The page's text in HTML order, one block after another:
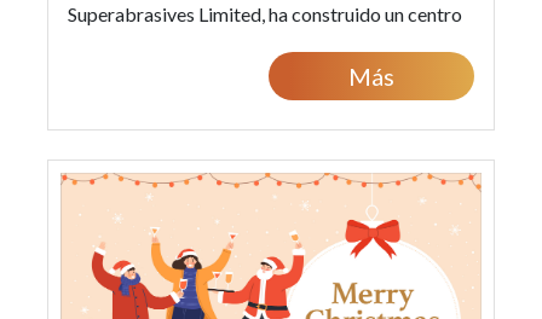
Superabrasives Limited, ha construido un centro
Más